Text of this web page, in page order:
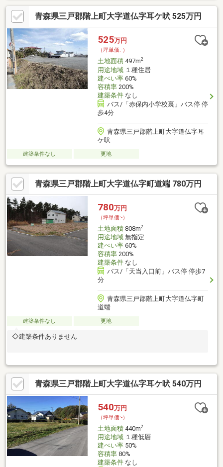
青森県三戸郡階上町大字道仏字耳ケ吠 525万円
525万円
（坪単価:-）
土地面積497m2
用途地域１種住居
建ぺい率60%
容積率200%
建築条件なし
バス/「赤保内小学校裏」バス停 停
歩4分
青森県三戸郡階上町大字道仏字耳
ケ吠
建築条件なし 更地
青森県三戸郡階上町大字道仏字町道端 780万円
780万円
（坪単価:-）
土地面積808m2
用途地域無指定
建ぺい率60%
容積率200%
建築条件なし
バス/「天当入口前」バス停 停歩7
分
青森県三戸郡階上町大字道仏字町
道端
建築条件なし 更地
◇建築条件ありません
青森県三戸郡階上町大字道仏字耳ケ吠 540万円
540万円
（坪単価:-）
土地面積440m2
用途地域１種低層
建ぺい率50%
容積率80%
建築条件なし